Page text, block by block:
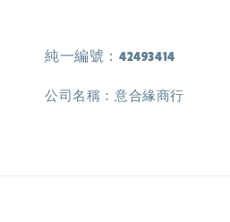
純一編號：42493414
公司名稱：意合緣商行